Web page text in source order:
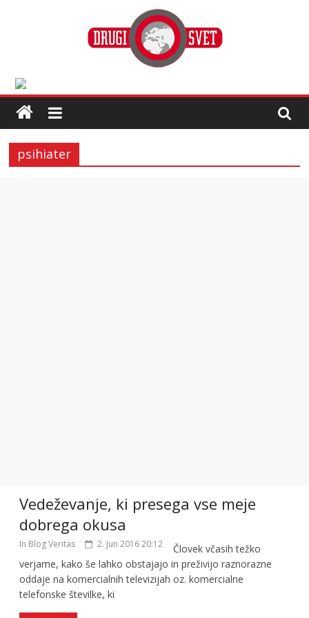
psihiater
Vedeževanje, ki presega vse meje
dobrega okusa
In Blog Veritas 2. Jun 2016 20:12
Človek včasih težko
verjame, kako še lahko obstajajo in preživijo raznorazne
oddaje na komercialnih televizijah oz. komercialne
telefonske številke, ki